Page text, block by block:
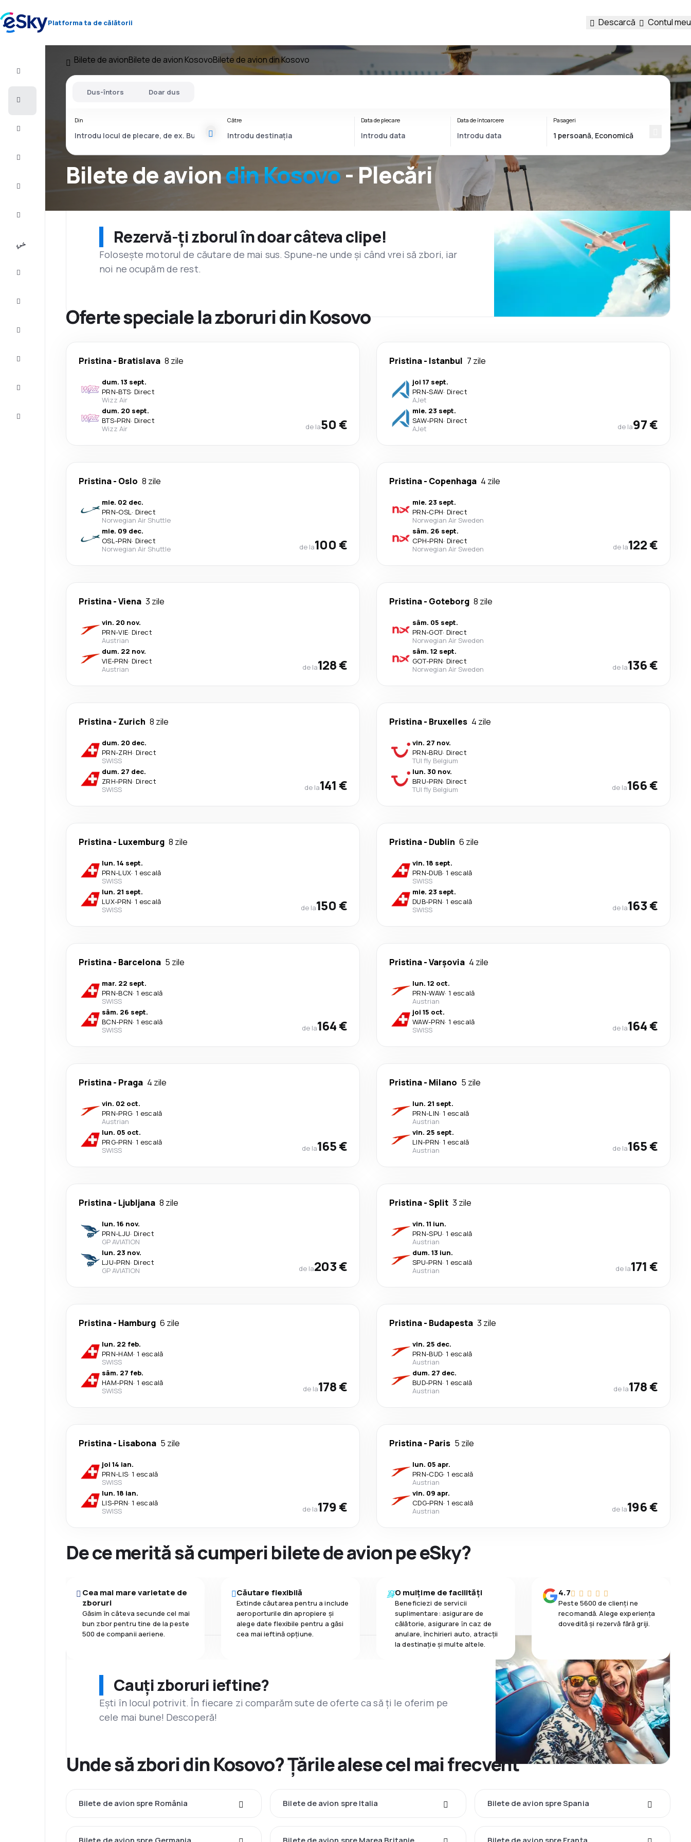
Platforma ta de călătorii Descarcă Contul meu
Bilete de avionBilete de avion KosovoBilete de avion din Kosovo
Bilete de aviondin Kosovo- Plecări
Dus-întors Doar dus
Din Către Data de plecare Data de întoarcere Pasageri
Rezervă-ți zborul în doar câteva clipe!
Folosește motorul de căutare de mai sus. Spune-ne unde și când vrei să zbori, iar
noi ne ocupăm de rest.
Oferte speciale la zboruri din Kosovo
Pristina- Bratislava 8 zile
dum. 13 sept.
PRN-BTS· Direct
Wizz Air
dum. 20 sept.
BTS-PRN· Direct
Wizz Air
de la50 €
Pristina- Istanbul 7 zile
joi 17 sept.
PRN-SAW· Direct
AJet
mie. 23 sept.
SAW-PRN· Direct
AJet
de la97 €
Pristina- Oslo 8 zile
mie. 02 dec.
PRN-OSL· Direct
Norwegian Air Shuttle
mie. 09 dec.
OSL-PRN· Direct
Norwegian Air Shuttle
de la100 €
Pristina- Copenhaga 4 zile
mie. 23 sept.
PRN-CPH· Direct
Norwegian Air Sweden
sâm. 26 sept.
CPH-PRN· Direct
Norwegian Air Sweden
de la122 €
Pristina-Viena 3 zile
vin. 20 nov.
PRN-VIE· Direct
Austrian
dum. 22 nov.
VIE-PRN· Direct
Austrian
de la128 €
Pristina- Goteborg 8 zile
sâm. 05 sept.
PRN-GOT· Direct
Norwegian Air Sweden
sâm. 12 sept.
GOT-PRN· Direct
Norwegian Air Sweden
de la136 €
Pristina- Zurich 8 zile
dum. 20 dec.
PRN-ZRH· Direct
SWISS
dum. 27 dec.
ZRH-PRN· Direct
SWISS
de la141 €
Pristina- Bruxelles 4 zile
vin. 27 nov.
PRN-BRU· Direct
TUI fly Belgium
lun. 30 nov.
BRU-PRN· Direct
TUI fly Belgium
de la166 €
Pristina- Luxemburg 8 zile
lun. 14 sept.
PRN-LUX· 1 escală
SWISS
lun. 21 sept.
LUX-PRN· 1 escală
SWISS
de la150 €
Pristina- Dublin 6 zile
vin. 18 sept.
PRN-DUB· 1 escală
SWISS
mie. 23 sept.
DUB-PRN· 1 escală
SWISS
de la163 €
Pristina- Barcelona 5 zile
mar. 22 sept.
PRN-BCN· 1 escală
SWISS
sâm. 26 sept.
BCN-PRN· 1 escală
SWISS
de la164 €
Pristina-Varşovia 4 zile
lun. 12 oct.
PRN-WAW· 1 escală
Austrian
joi 15 oct.
WAW-PRN· 1 escală
SWISS
de la164 €
Pristina- Praga 4 zile
vin. 02 oct.
PRN-PRG· 1 escală
Austrian
lun. 05 oct.
PRG-PRN· 1 escală
SWISS
de la165 €
Pristina- Milano 5 zile
lun. 21 sept.
PRN-LIN· 1 escală
Austrian
vin. 25 sept.
LIN-PRN· 1 escală
Austrian
de la165 €
Pristina- Ljubljana 8 zile
lun. 16 nov.
PRN-LJU· Direct
GP AVIATION
lun. 23 nov.
LJU-PRN· Direct
GP AVIATION
de la203 €
Pristina-Split 3 zile
vin. 11 iun.
PRN-SPU· 1 escală
Austrian
dum. 13 iun.
SPU-PRN· 1 escală
Austrian
de la171 €
Pristina- Hamburg 6 zile
lun. 22 feb.
PRN-HAM· 1 escală
SWISS
sâm. 27 feb.
HAM-PRN· 1 escală
SWISS
de la178 €
Pristina- Budapesta 3 zile
vin. 25 dec.
PRN-BUD· 1 escală
Austrian
dum. 27 dec.
BUD-PRN· 1 escală
Austrian
de la178 €
Pristina- Lisabona 5 zile
joi 14 ian.
PRN-LIS· 1 escală
SWISS
lun. 18 ian.
LIS-PRN· 1 escală
SWISS
de la179 €
Pristina- Paris 5 zile
lun. 05 apr.
PRN-CDG· 1 escală
Austrian
vin. 09 apr.
CDG-PRN· 1 escală
Austrian
de la196 €
De ce merită să cumperi bilete de avion pe eSky?
Cea mai mare varietate de
zboruri
Găsim în câteva secunde cel mai
bun zbor pentru tine de la peste
500 de companii aeriene.
Căutare flexibilă
Extinde căutarea pentru a include
aeroporturile din apropiere și
alege date flexibile pentru a găsi
cea mai ieftină opțiune.
O mulțime de facilități
Beneficiezi de servicii
suplimentare: asigurare de
călătorie, asigurare ȋn caz de
anulare, închirieri auto, atracții
la destinaţie și multe altele.
4.7
Peste 5600 de clienți ne
recomandă. Alege experiența
dovedită și rezervă fără griji.
Cauți zboruri ieftine?
Ești în locul potrivit. În fiecare zi comparăm sute de oferte ca să ți le oferim pe
cele mai bune! Descoperă!
Unde să zbori din Kosovo? Țările alese cel mai frecvent
Bilete de avion spre România Bilete de avion spre Italia Bilete de avion spre Spania